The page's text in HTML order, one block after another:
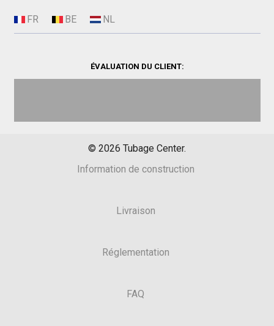
ÉVALUATION DU CLIENT:
© 2026 Tubage Center.
Information de construction
Livraison
Réglementation
FAQ